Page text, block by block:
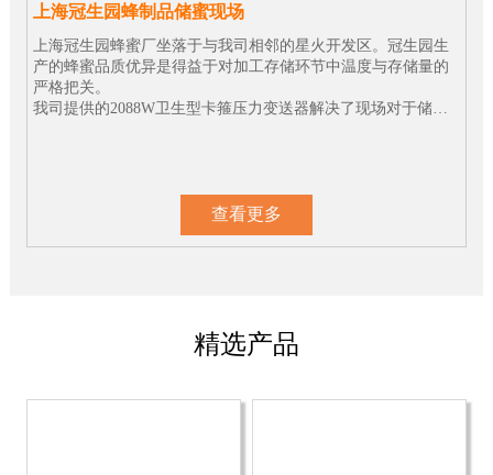
上海冠生园蜂制品储蜜现场
上海冠生园蜂蜜厂坐落于与我司相邻的星火开发区。冠生园生
产的蜂蜜品质优异是得益于对加工存储环节中温度与存储量的
严格把关。
我司提供的2088W卫生型卡箍压力变送器解决了现场对于储蜜
查看更多
精选产品